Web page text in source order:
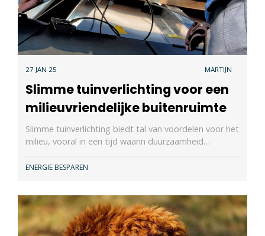
27 JAN 25 MARTIJN
Slimme tuinverlichting voor een
milieuvriendelijke buitenruimte
Slimme tuinverlichting biedt tal van voordelen voor het
milieu, vooral in een tijd waarin duurzaamheid…
ENERGIE BESPAREN